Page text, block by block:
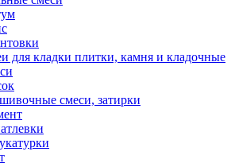
для кладки плитки, камня и кладочные
смеси, затирки